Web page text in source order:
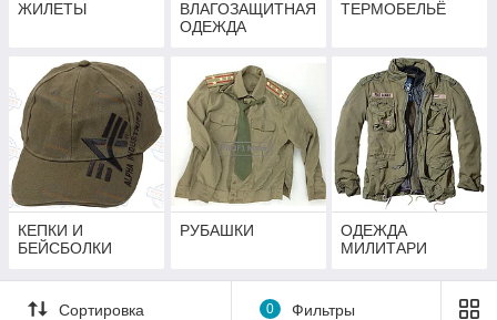
ЖИЛЕТЫ
ВЛАГОЗАЩИТНАЯ
ОДЕЖДА
ТЕРМОБЕЛЬЁ
КЕПКИ И
БЕЙСБОЛКИ
РУБАШКИ
ОДЕЖДА
МИЛИТАРИ
Сортировка 0 Фильтры